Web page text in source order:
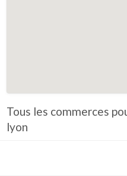
Tous les commerces
lyon